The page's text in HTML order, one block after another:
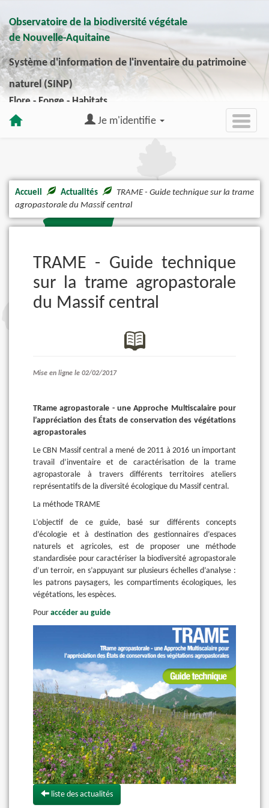
Observatoire de la biodiversité végétale
de Nouvelle-Aquitaine
Système d'information de l'inventaire du patrimoine
naturel (SINP)
Flore - Fonge - Habitats
Je m'identifie
Accueil Actualités
TRAME - Guide technique sur la trame
agropastorale du Massif central
TRAME - Guide technique
sur la trame agropastorale
du Massif central
Mise en ligne le 02/02/2017
TRame agropastorale - une Approche Multiscalaire pour
l’appréciation des États de conservation des végétations
agropastorales
Le CBN Massif central a mené de 2011 à 2016 un important
travail d’inventaire et de caractérisation de la trame
agropastorale à travers différents territoires ateliers
représentatifs de la diversité écologique du Massif central.
La méthode TRAME
L’objectif de ce guide, basé sur différents concepts
d’écologie et à destination des gestionnaires d’espaces
naturels et agricoles, est de proposer une méthode
standardisée pour caractériser la biodiversité agropastorale
d’un terroir, en s’appuyant sur plusieurs échelles d’analyse :
les patrons paysagers, les compartiments écologiques, les
végétations, les espèces.
Pour accéder au guide
liste des actualités